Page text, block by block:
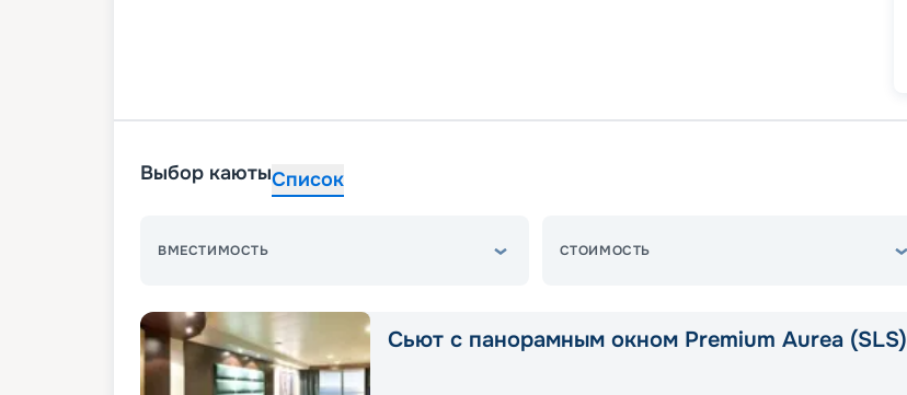
Выбор каютыСписок
ВМЕСТИМОСТЬ СТОИМОСТЬ
Сьют с панорамным окном Premium Aurea (SLS)